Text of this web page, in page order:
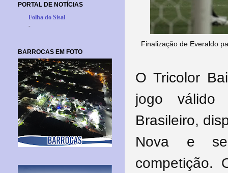
Finalização de Everaldo
O Tricolor
jogo válido
Brasileiro,
Nova e
competição.
PORTAL DE NOTÍCIAS
Folha do Sisal
-
BARROCAS EM FOTO